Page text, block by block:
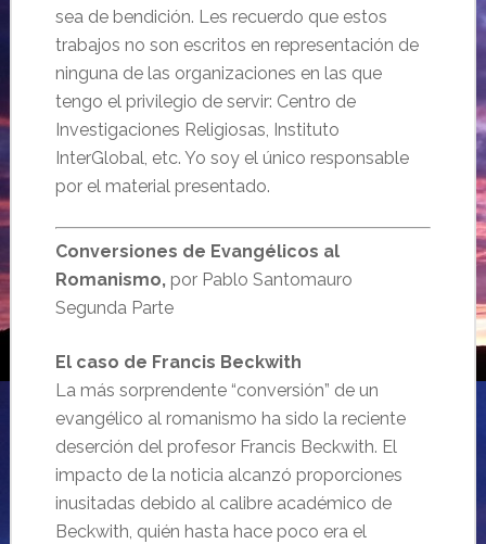
sea de bendición. Les recuerdo que estos
trabajos no son escritos en representación de
ninguna de las organizaciones en las que
tengo el privilegio de servir: Centro de
Investigaciones Religiosas, Instituto
InterGlobal, etc. Yo soy el único responsable
por el material presentado.
Conversiones de Evangélicos al
Romanismo, por Pablo Santomauro
Segunda Parte
El caso de Francis Beckwith
La más sorprendente “conversión” de un
evangélico al romanismo ha sido la reciente
deserción del profesor Francis Beckwith. El
impacto de la noticia alcanzó proporciones
inusitadas debido al calibre académico de
Beckwith, quién hasta hace poco era el